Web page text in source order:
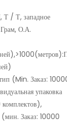
/ Т, западное
О.А.
(Min. Заказ:
упаковка
(мин. Заказ: 10000